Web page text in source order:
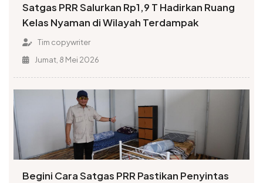
Satgas PRR Salurkan Rp1,9 T Hadirkan Ruang
Kelas Nyaman di Wilayah Terdampak
Tim copywriter
Jumat, 8 Mei 2026
Begini Cara Satgas PRR Pastikan Penyintas